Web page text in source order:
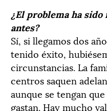
¿El problema ha
antes?
Sí, si llegamos dos
tenido éxito,
circunstancias. La
centros saquen
aunque se tengan
gastan. Hay mucho